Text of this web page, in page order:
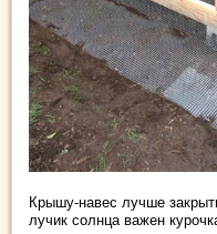
Крышу-навес лучше
лучик солнца важен